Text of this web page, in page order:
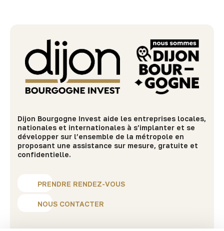
Dijon Bourgogne Invest aide les entreprises locales,
nationales et internationales à s’implanter et se
développer sur l’ensemble de la métropole en
proposant une assistance sur mesure, gratuite et
confidentielle.
PRENDRE RENDEZ-VOUS
NOUS CONTACTER